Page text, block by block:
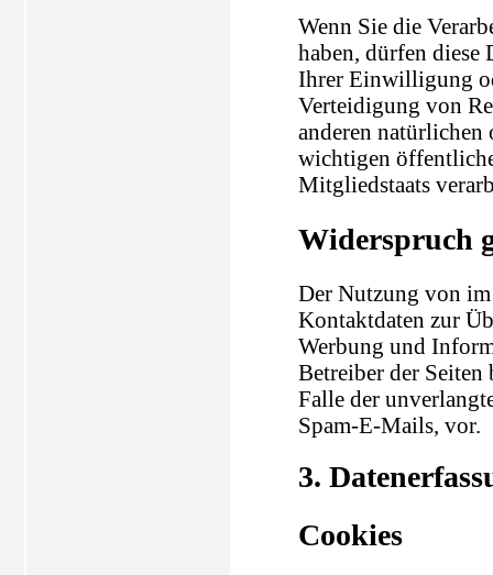
Wenn Sie die
haben, dürfen diese
Ihrer Einwilligung
Verteidigung von
anderen natürlichen
wichtigen
Mitgliedstaats
Widerspruch
Der Nutzung von
Kontaktdaten zur
Werbung und
Betreiber der
Falle der
Spam-E-Mails, vor.
3.
Cookies